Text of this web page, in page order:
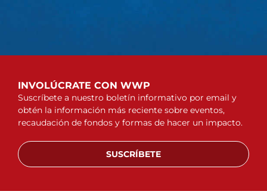
INVOLÚCRATE CON WWP
Suscríbete a nuestro boletín informativo por email y
obtén la información más reciente sobre eventos,
recaudación de fondos y formas de hacer un impacto.
SUSCRÍBETE